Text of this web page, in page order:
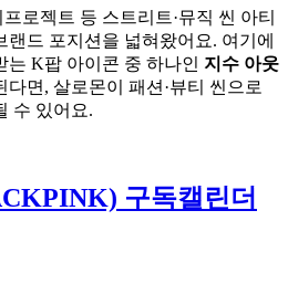
로젝트 등 스트리트·뮤직 씬 아티
드 포지션을 넓혀왔어요. 여기에
는 K팝 아이콘 중 하나인 지수 아웃
다면, 살로몬이 패션·뷰티 씬으로
수 있어요.
구독캘린더